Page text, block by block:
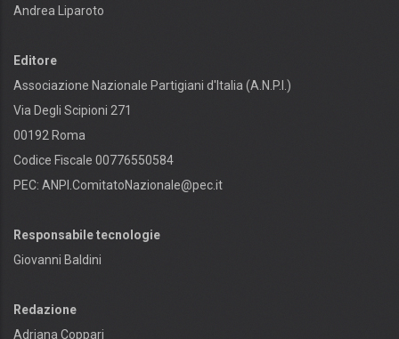
Andrea Liparoto
Editore
Associazione Nazionale Partigiani d'Italia (A.N.P.I.)
Via Degli Scipioni 271
00192 Roma
Codice Fiscale 00776550584
PEC: ANPI.ComitatoNazionale@pec.it
Responsabile tecnologie
Giovanni Baldini
Redazione
Adriana Coppari